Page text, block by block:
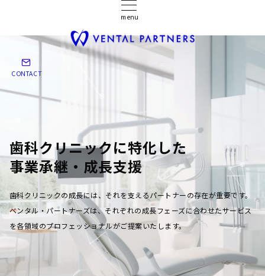
menu
CONTACT
歯科クリニックに特化した
事業承継・成長支援
歯科クリニックの成長には、それを支えるパートナーの存在が重要です。
ベンタル・パートナーズは、それぞれの成長フェーズに合わせたサービス
を各領域のプロフェッショナルがご提案いたします。